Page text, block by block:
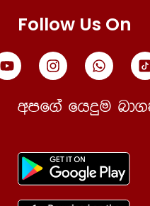
Follow Us On
wmf.a fhÿu